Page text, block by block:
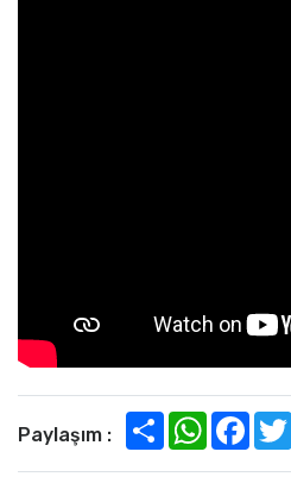
Paylaşım :